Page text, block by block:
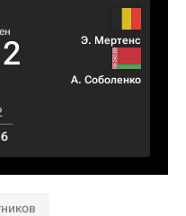
2 Э. Мертенс
А. Соболенко
6